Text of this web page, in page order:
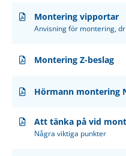
Montering vipportar
Anvisning för montering,
Montering Z-beslag
Hörmann montering
Att tänka på vid
Några viktiga punkter